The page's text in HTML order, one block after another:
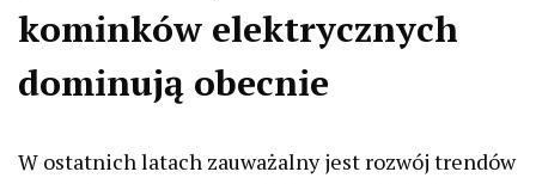
kominków elektrycznych
dominują obecnie
W ostatnich latach zauważalny jest rozwój trendów